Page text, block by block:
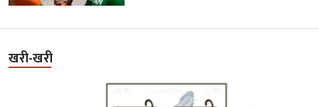
खरी-खरी